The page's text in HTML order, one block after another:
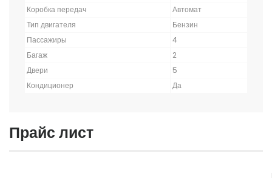
Коробка передач
Автомат
Тип двигателя
Бензин
Пассажиры
4
Багаж
2
Двери
5
Кондиционер
Да
Прайс лист